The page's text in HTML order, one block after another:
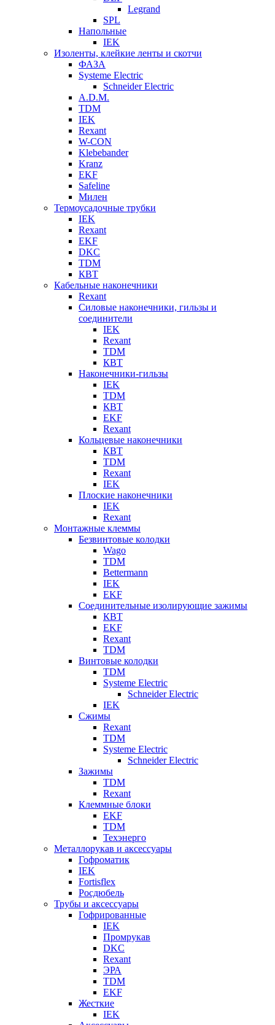
Legrand
SPL
Напольные
IEK
Изоленты, клейкие ленты и скотчи
ФАЗА
Systeme Electric
Schneider Electric
A.D.M.
TDM
IEK
Rexant
W-CON
Klebebander
Kranz
EKF
Safeline
Милен
Термоусадочные трубки
IEK
Rexant
EKF
DKC
TDM
КВТ
Кабельные наконечники
Rexant
Силовые наконечники, гильзы и
соединители
IEK
Rexant
TDM
КВТ
Наконечники-гильзы
IEK
TDM
КВТ
EKF
Rexant
Кольцевые наконечники
КВТ
TDM
Rexant
IEK
Плоские наконечники
IEK
Rexant
Монтажные клеммы
Безвинтовые колодки
Wago
TDM
Bettermann
IEK
EKF
Соединительные изолирующие зажимы
КВТ
EKF
Rexant
TDM
Винтовые колодки
TDM
Systeme Electric
Schneider Electric
IEK
Сжимы
Rexant
TDM
Systeme Electric
Schneider Electric
Зажимы
TDM
Rexant
Клеммные блоки
EKF
TDM
Техэнерго
Металлорукав и аксессуары
Гофроматик
IEK
Fortisflex
Росдюбель
Трубы и аксессуары
Гофрированные
IEK
Промрукав
DKC
Rexant
ЭРА
TDM
EKF
Жесткие
IEK